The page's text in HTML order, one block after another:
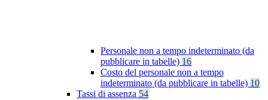
Personale non a tempo indeterminato (da
pubblicare in tabelle) 16
Costo del personale non a tempo
indeterminato (da pubblicare in tabelle) 10
Tassi di assenza 54